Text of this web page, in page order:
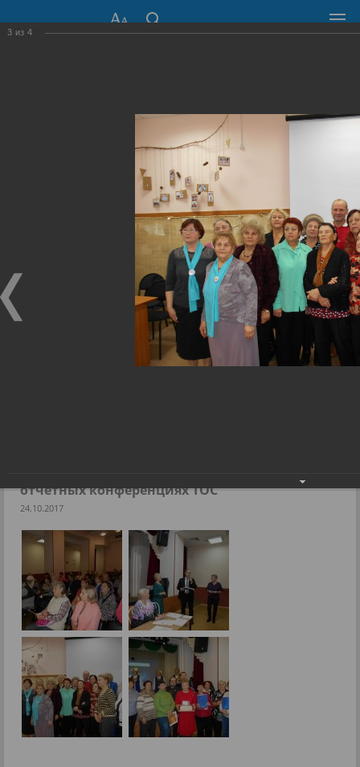
ГОРОДА НОВОСИБИРСКА
630099, г. Новосибирск, Красный проспект, 34
Общественная приемная
Фоторепортажи
Депутат Дмитрий Червов принял участие в отчетных
отчетных конференциях ТОС
24.10.2017
3 из 4